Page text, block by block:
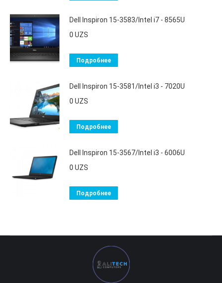
Dell Inspiron 15-3583/Intel i7 - 8565U
0 UZS
Подробнее
Dell Inspiron 15-3581/Intel i3 - 7020U
0 UZS
Подробнее
Dell Inspiron 15-3567/Intel i3 - 6006U
0 UZS
Подробнее